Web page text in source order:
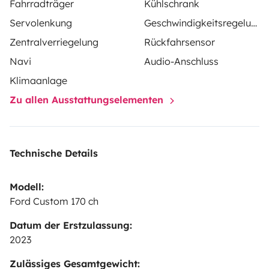
Fahrradträger
Kühlschrank
Servolenkung
Geschwindigkeitsregelung
Zentralverriegelung
Rückfahrsensor
Navi
Audio-Anschluss
Klimaanlage
Zu allen Ausstattungselementen
Technische Details
Modell:
Ford Custom 170 ch
Datum der Erstzulassung:
2023
Zulässiges Gesamtgewicht: